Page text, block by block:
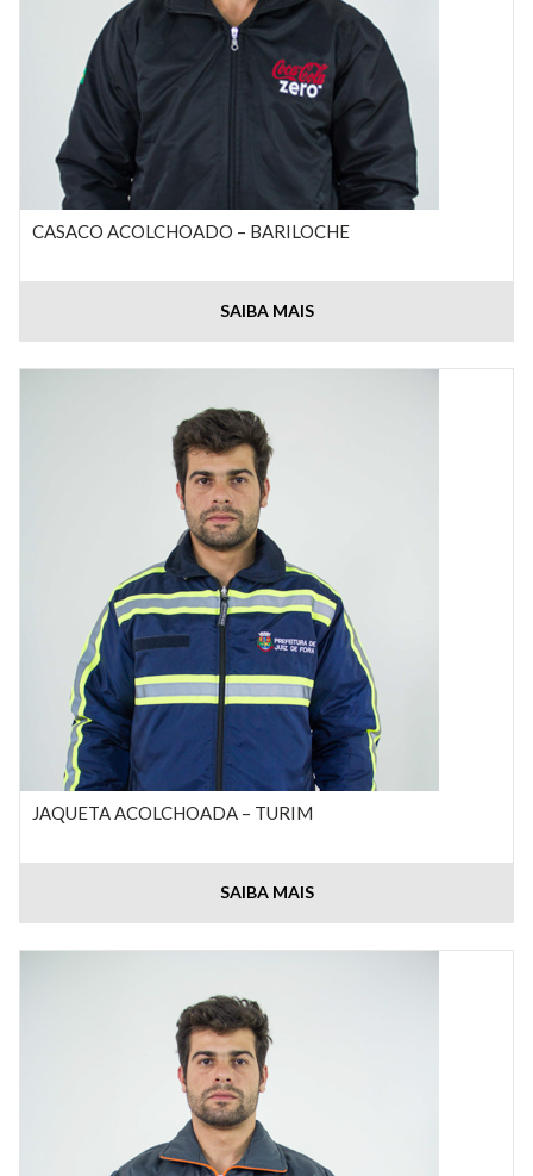
CASACO ACOLCHOADO – BARILOCHE
SAIBA MAIS
JAQUETA ACOLCHOADA – TURIM
SAIBA MAIS